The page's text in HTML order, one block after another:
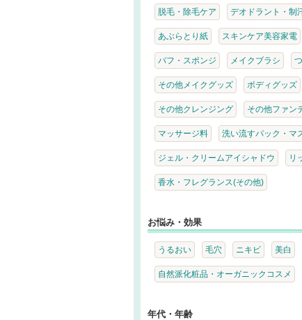
脱毛・除毛ケア デオドラント・制
あぶらとり紙 スキンケア美容家電
パフ・スポンジ メイクブラシ
その他メイクグッズ ボディグッズ
その他クレンジング その他ファン
マッサージ料 洗い流すパック・マ
ジェル・クリームアイシャドウ リ
香水・フレグランス(その他)
お悩み・効果
うるおい 毛穴 ニキビ 美白
自然派化粧品・オーガニックコスメ
年代・年齢